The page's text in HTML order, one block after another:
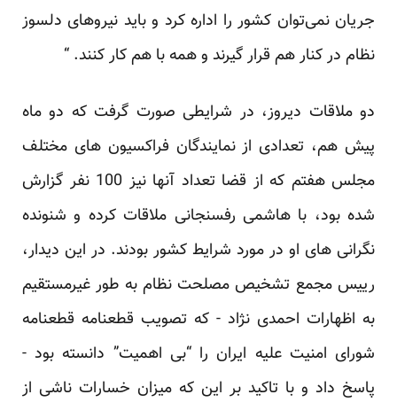
جریان نمی‌توان کشور را اداره کرد و باید نیروهای دلسوز
نظام در کنار هم قرار گیرند و همه با هم کار کنند. “
دو ملاقات دیروز، در شرایطی صورت گرفت که دو ماه
پیش هم، تعدادی از نمایندگان فراکسیون های مختلف
مجلس هفتم که از قضا تعداد آنها نیز 100 نفر گزارش
شده بود، با هاشمی رفسنجانی ملاقات کرده و شنونده
نگرانی های او در مورد شرایط کشور بودند. در این دیدار،
رییس مجمع تشخیص مصلحت نظام به طور غیرمستقیم
به اظهارات احمدی نژاد - که تصویب قطعنامه قطعنامه
شورای امنیت علیه ایران را “بی اهمیت” دانسته بود -
پاسخ داد و با تاکید بر این که میزان خسارات ناشی از